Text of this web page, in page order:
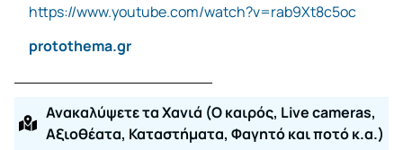
https://www.youtube.com/watch?v=rab9Xt8c5oc
protothema.gr
Ανακαλύψετε τα Χανιά (O καιρός, Live cameras,
Αξιοθέατα, Καταστήματα, Φαγητό και ποτό κ.α.)